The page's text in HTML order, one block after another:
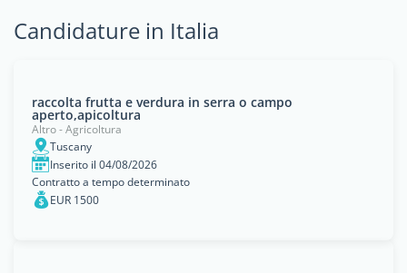
Candidature in Italia
raccolta frutta e verdura in serra o campo
aperto,apicoltura
Altro - Agricoltura
Tuscany
Inserito il 04/08/2026
Contratto a tempo determinato
EUR 1500